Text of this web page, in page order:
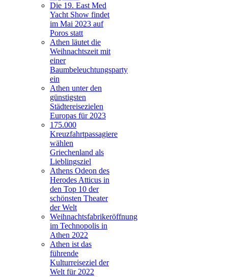
Die 19. East Med
Yacht Show findet
im Mai 2023 auf
Poros statt
Athen läutet die
Weihnachtszeit mit
einer
Baumbeleuchtungsparty
ein
Athen unter den
günstigsten
Städtereisezielen
Europas für 2023
175.000
Kreuzfahrtpassagiere
wählen
Griechenland als
Lieblingsziel
Athens Odeon des
Herodes Atticus in
den Top 10 der
schönsten Theater
der Welt
Weihnachtsfabrikeröffnung
im Technopolis in
Athen 2022
Athen ist das
führende
Kulturreiseziel der
Welt für 2022